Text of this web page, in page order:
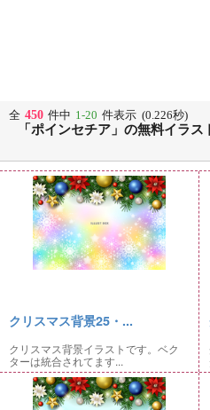
全 450 件中 1-20 件表示 (0.226秒)
「ポインセチア」の無料イラス
クリスマス背景25・...
クリスマス背景イラストです。ベク
ターは統合されてます...